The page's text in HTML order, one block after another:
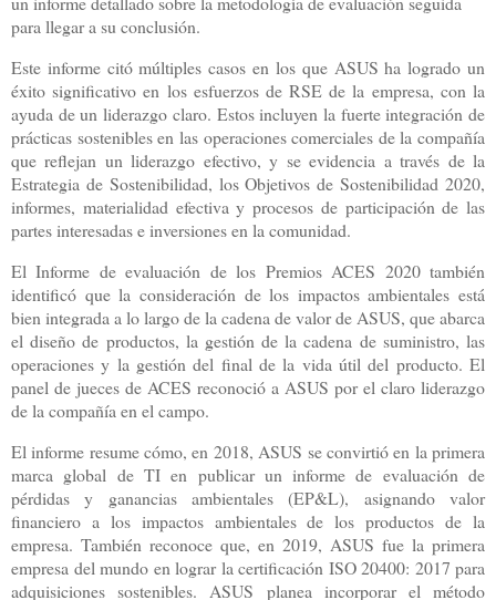
para llegar a su conclusión.
Este informe citó múltiples casos en los que ASUS ha logrado un
éxito significativo en los esfuerzos de RSE de la empresa, con la
ayuda de un liderazgo claro. Estos incluyen la fuerte integración de
prácticas sostenibles en las operaciones comerciales de la compañía
que reflejan un liderazgo efectivo, y se evidencia a través de la
Estrategia de Sostenibilidad, los Objetivos de Sostenibilidad 2020,
informes, materialidad efectiva y procesos de participación de las
partes interesadas e inversiones en la comunidad.
El Informe de evaluación de los Premios ACES 2020 también
identificó que la consideración de los impactos ambientales está
bien integrada a lo largo de la cadena de valor de ASUS, que abarca
el diseño de productos, la gestión de la cadena de suministro, las
operaciones y la gestión del final de la vida útil del producto. El
panel de jueces de ACES reconoció a ASUS por el claro liderazgo
de la compañía en el campo.
El informe resume cómo, en 2018, ASUS se convirtió en la primera
marca global de TI en publicar un informe de evaluación de
pérdidas y ganancias ambientales (EP&L), asignando valor
financiero a los impactos ambientales de los productos de la
empresa. También reconoce que, en 2019, ASUS fue la primera
empresa del mundo en lograr la certificación ISO 20400: 2017 para
adquisiciones sostenibles. ASUS planea incorporar el método